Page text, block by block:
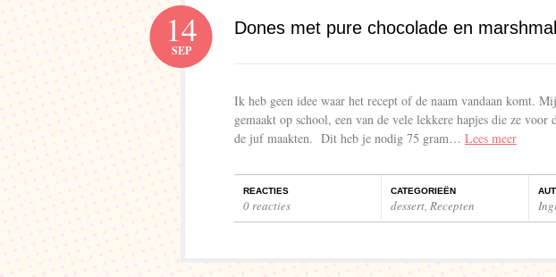
Dones met pure chocolade en
14
SEP
Ik heb geen idee waar het recept of de naam vandaan komt.
gemaakt op school, een van de vele lekkere hapjes die ze voor
de juf maakten. Dit heb je nodig 75 gram… Lees meer
REACTIES
0 reacties
CATEGORIEËN
dessert, Recepten